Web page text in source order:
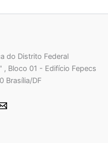
do Distrito Federal
, Bloco 01 - Edifício Fepecs
Brasília/DF